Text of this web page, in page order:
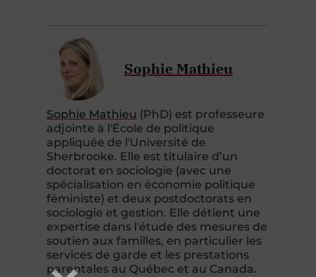
Sophie Mathieu
Sophie Mathieu (PhD) est professeure
adjointe à l'École de politique
appliquée de l'Université de
Sherbrooke. Elle est titulaire d’un
doctorat en sociologie (avec une
spécialisation en économie politique
féministe) et deux postdoctorats en
sociologie et gestion. Elle détient une
expertise dans l'étude des mesures de
soutien aux familles, en particulier les
services de garde et les prestations
parentales au Québec et au Canada.